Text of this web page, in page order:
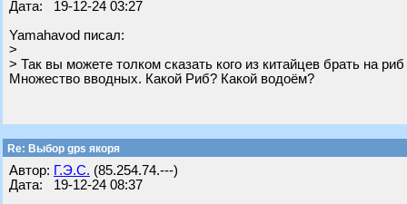
Дата: 19-12-24 03:27
Yamahavod писал:
>
> Так вы можете толком сказать кого из китайцев брать на
Множество вводных. Какой Риб? Какой водоём?
Re: Выбор gps якоря
Автор: Г.Э.С. (85.254.74.---)
Дата: 19-12-24 08:37